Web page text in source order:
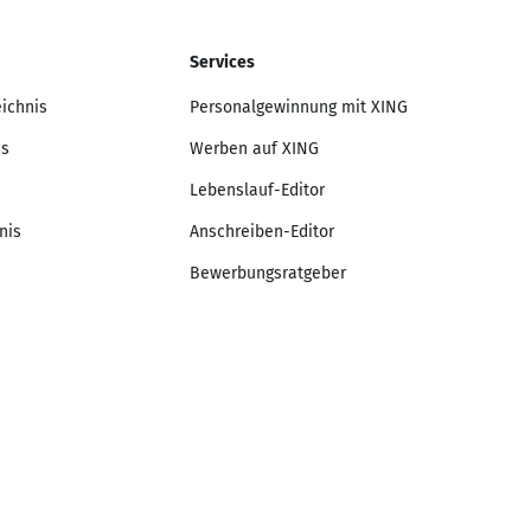
Services
Personalgewinnung mit XING
Werben auf XING
Lebenslauf-Editor
Anschreiben-Editor
Bewerbungsratgeber